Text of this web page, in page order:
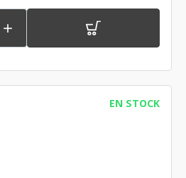

EN STOCK